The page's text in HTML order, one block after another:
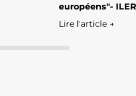
européens"-
Lire l'article →